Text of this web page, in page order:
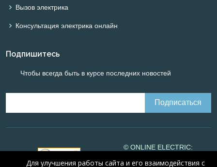
Вызов электрика
Консультация электрика онлайн
Подпишитесь
Чтобы всегда быть в курсе последних новостей
© ONLINE ELECTRIC:
Для улучшения работы сайта и его взаимодействия с